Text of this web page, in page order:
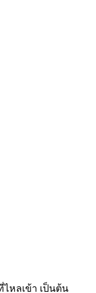
หลเข้า เป็นต้น